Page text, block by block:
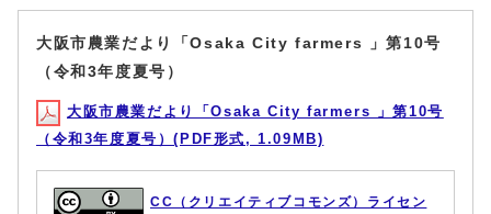
大阪市農業だより「Osaka City farmers 」第10号
（令和3年度夏号）
大阪市農業だより「Osaka City farmers 」第10号
（令和3年度夏号）(PDF形式, 1.09MB)
CC（クリエイティブコモンズ）ライセン